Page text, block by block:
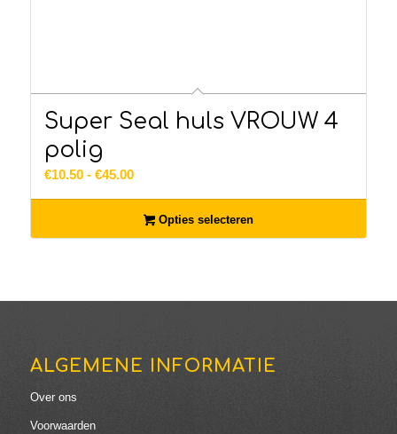
Super Seal huls VROUW 4
polig
€10.50 - €45.00Prijsklasse:
tot
€45.00
Opties selecteren
ALGEMENE INFORMATIE
Over ons
Voorwaarden